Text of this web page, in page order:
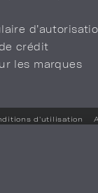
crédit
les marques
d'utilisation